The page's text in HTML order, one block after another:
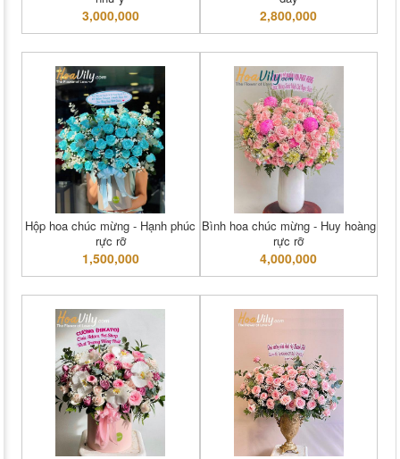
3,000,000 2,800,000
Hộp hoa chúc mừng - Hạnh phúc
rực rỡ
1,500,000
Bình hoa chúc mừng - Huy hoàng
rực rỡ
4,000,000